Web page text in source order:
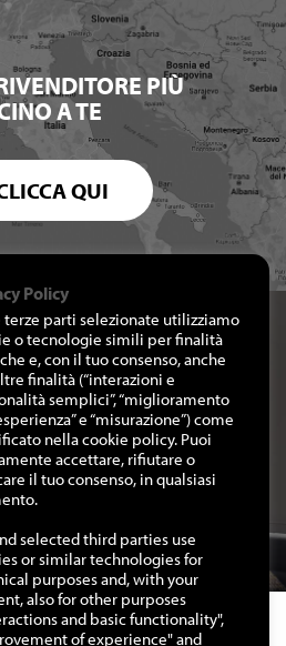
PIÙ
A TE
QUI
I NOSTRI
QUI
Design Srl
Policy
terze parti selezionate utilizziamo
o tecnologie simili per finalità
e, con il tuo consenso, anche
finalità (“interazioni e
semplici”, “miglioramento
e “misurazione”) come
nella cookie policy. Puoi
accettare, rifiutare o
il tuo consenso, in qualsiasi
selected third parties use
or similar technologies for
purposes and, with your
also for other purposes
and basic functionality",
of experience" and